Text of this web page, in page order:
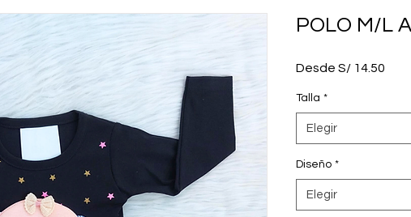
POLO M/L
Desde S/ 14.50
Talla *
Elegir
Diseño *
Elegir